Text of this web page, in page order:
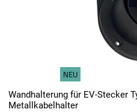
NEU
Wandhalterung für EV-Stecker
Metallkabelhalter